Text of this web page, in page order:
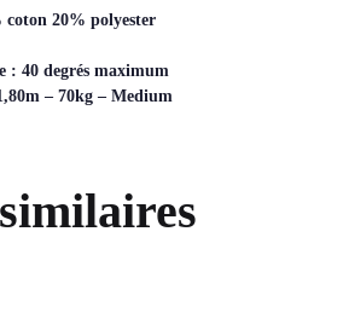
20% polyester
: 40 degrés maximum
– 70kg – Medium